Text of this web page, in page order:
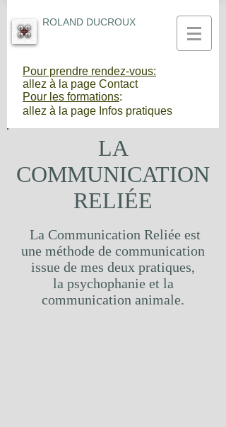
ROLAND DUCROUX
Pour prendre rendez-vous:
allez à la page Contact
Pour les formations:
allez à la page Infos pratiques
LA
COMMUNICATION
RELIÉE
La Communication Reliée est
une méthode de communication
issue de mes deux pratiques,
la psychophanie et la
communication animale.